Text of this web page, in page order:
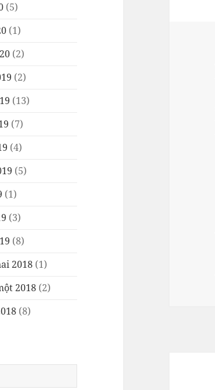
(5)
(1)
(2)
(2)
(13)
(7)
(4)
(5)
(1)
(3)
(8)
2018 (1)
2018 (2)
(8)